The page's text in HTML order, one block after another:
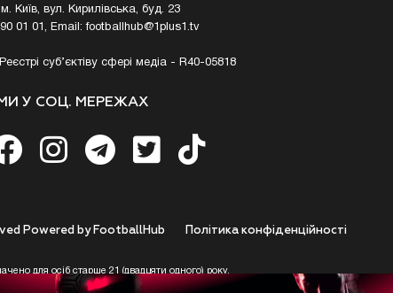
Київ, вул. Кирилівська, буд. 23
01 01, Email:footballhub@1plus1.tv
суб’єктіву сфері медіа - R40-05818
У СОЦ. МЕРЕЖАХ
Полiтика конфiденцiйностi
Powered by FootballHub
для осіб старше 21 (двадцяти одного) року.
Користувач цим підтверджує, що досяг 21-річного віку.